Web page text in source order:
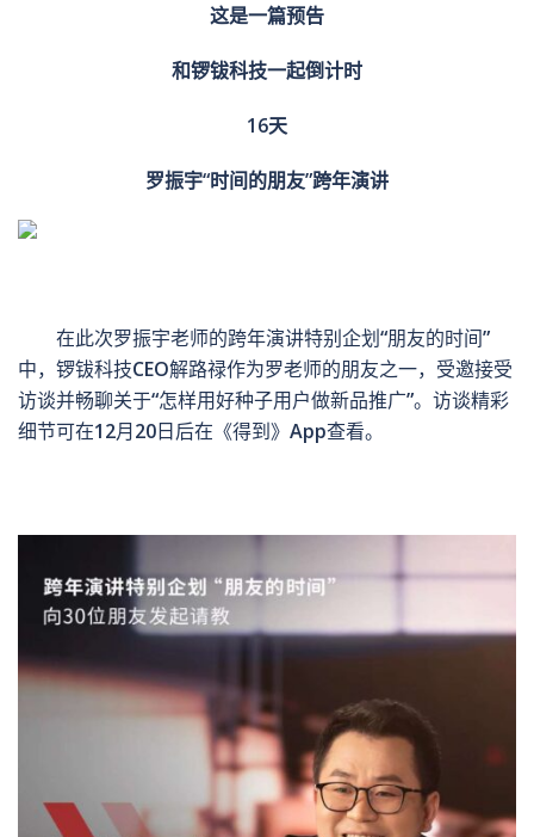
这是一篇预告
和锣钹科技一起倒计时
16天
罗振宇“时间的朋友”跨年演讲
在此次罗振宇老师的跨年演讲特别企划“朋友的时间”
中，锣钹科技CEO解路禄作为罗老师的朋友之一，受邀接受
访谈并畅聊关于“怎样用好种子用户做新品推广”。访谈精彩
细节可在12月20日后在《得到》App查看。